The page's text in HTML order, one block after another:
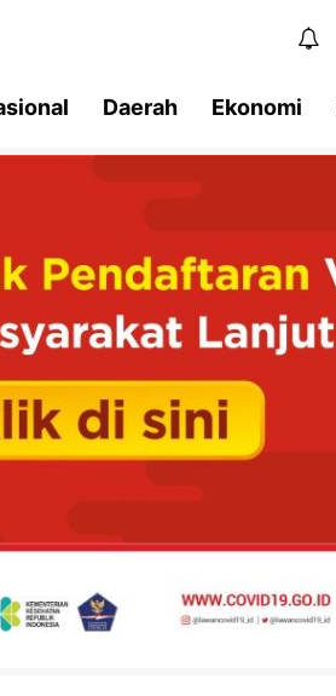
Daerah Ekonomi